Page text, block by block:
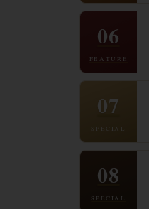
06
FEATURE
07
SPECIAL
08
SPECIAL